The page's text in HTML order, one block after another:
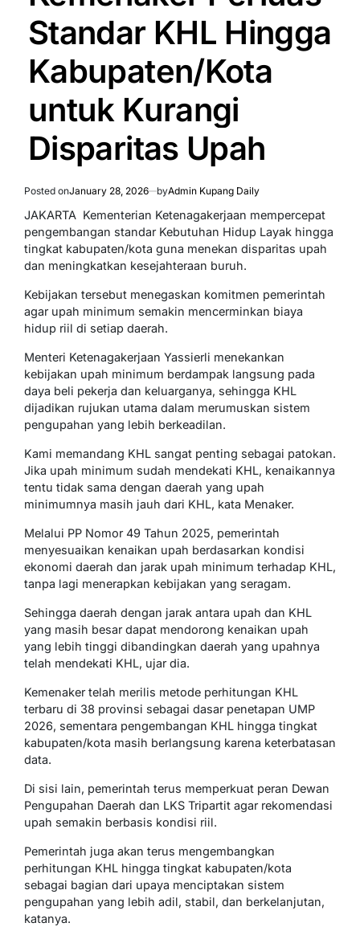
Standar KHL Hingga
Kabupaten/Kota
untuk Kurangi
Disparitas Upah
Posted onJanuary 28, 2026 byAdmin Kupang Daily
JAKARTA  Kementerian Ketenagakerjaan mempercepat
pengembangan standar Kebutuhan Hidup Layak hingga
tingkat kabupaten/kota guna menekan disparitas upah
dan meningkatkan kesejahteraan buruh.
Kebijakan tersebut menegaskan komitmen pemerintah
agar upah minimum semakin mencerminkan biaya
hidup riil di setiap daerah.
Menteri Ketenagakerjaan Yassierli menekankan
kebijakan upah minimum berdampak langsung pada
daya beli pekerja dan keluarganya, sehingga KHL
dijadikan rujukan utama dalam merumuskan sistem
pengupahan yang lebih berkeadilan.
Kami memandang KHL sangat penting sebagai patokan.
Jika upah minimum sudah mendekati KHL, kenaikannya
tentu tidak sama dengan daerah yang upah
minimumnya masih jauh dari KHL, kata Menaker.
Melalui PP Nomor 49 Tahun 2025, pemerintah
menyesuaikan kenaikan upah berdasarkan kondisi
ekonomi daerah dan jarak upah minimum terhadap KHL,
tanpa lagi menerapkan kebijakan yang seragam.
Sehingga daerah dengan jarak antara upah dan KHL
yang masih besar dapat mendorong kenaikan upah
yang lebih tinggi dibandingkan daerah yang upahnya
telah mendekati KHL, ujar dia.
Kemenaker telah merilis metode perhitungan KHL
terbaru di 38 provinsi sebagai dasar penetapan UMP
2026, sementara pengembangan KHL hingga tingkat
kabupaten/kota masih berlangsung karena keterbatasan
data.
Di sisi lain, pemerintah terus memperkuat peran Dewan
Pengupahan Daerah dan LKS Tripartit agar rekomendasi
upah semakin berbasis kondisi riil.
Pemerintah juga akan terus mengembangkan
perhitungan KHL hingga tingkat kabupaten/kota
sebagai bagian dari upaya menciptakan sistem
pengupahan yang lebih adil, stabil, dan berkelanjutan,
katanya.